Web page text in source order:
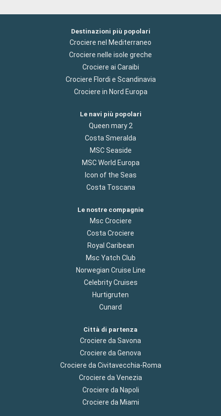
Destinazioni più popolari
Crociere nel Mediterraneo
Crociere nelle isole greche
Crociere ai Caraibi
Crociere Flordi e Scandinavia
Crociere in Nord Europa
Le navi più popolari
Queen mary 2
Costa Smeralda
MSC Seaside
MSC World Europa
Icon of the Seas
Costa Toscana
Le nostre compagnie
Msc Crociere
Costa Crociere
Royal Caribean
Msc Yatch Club
Norwegian Cruise Line
Celebrity Cruises
Hurtigruten
Cunard
Città di partenza
Crociere da Savona
Crociere da Genova
Crociere da Civitavecchia-Roma
Crociere da Venezia
Crociere da Napoli
Crociere da Miami